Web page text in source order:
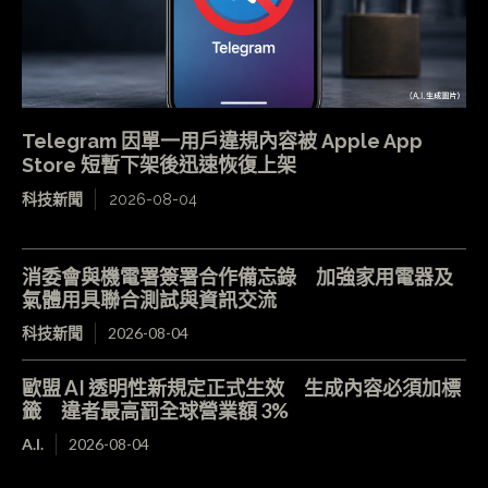
Telegram 因單一用戶違規內容被 Apple App
Store 短暫下架後迅速恢復上架
科技新聞 2026-08-04
消委會與機電署簽署合作備忘錄 加強家用電器及
氣體用具聯合測試與資訊交流
科技新聞 2026-08-04
歐盟 AI 透明性新規定正式生效 生成內容必須加標
籤 違者最高罰全球營業額 3%
A.I. 2026-08-04